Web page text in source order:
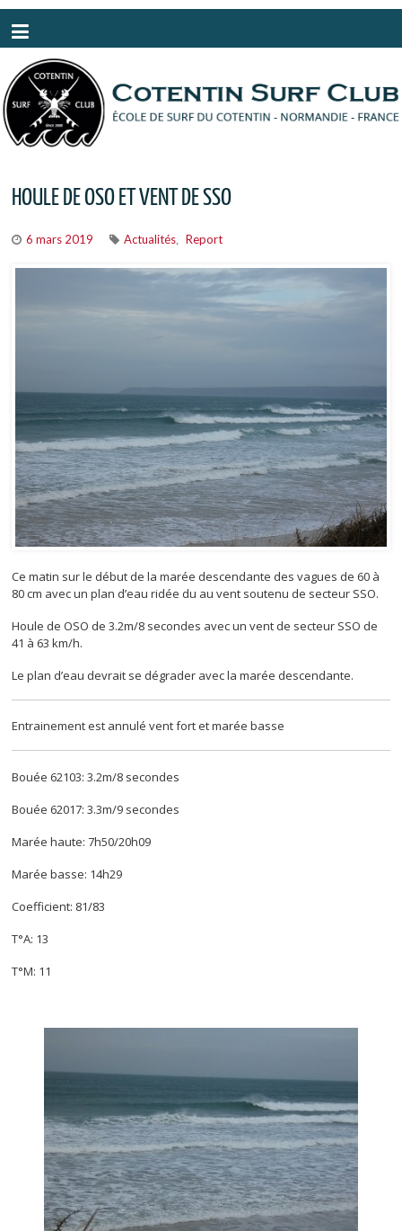
HOULE DE OSO ET VENT DE SSO
6 mars 2019 Actualités Report
Ce matin sur le début de la marée descendante des vagues de 60 à
80 cm avec un plan d’eau ridée du au vent soutenu de secteur SSO.
Houle de OSO de 3.2m/8 secondes avec un vent de secteur SSO de
41 à 63 km/h.
Le plan d’eau devrait se dégrader avec la marée descendante.
Entrainement est annulé vent fort et marée basse
Bouée 62103: 3.2m/8 secondes
Bouée 62017: 3.3m/9 secondes
Marée haute: 7h50/20h09
Marée basse: 14h29
Coefficient: 81/83
T°A: 13
T°M: 11
Panneau de gestion des cookies